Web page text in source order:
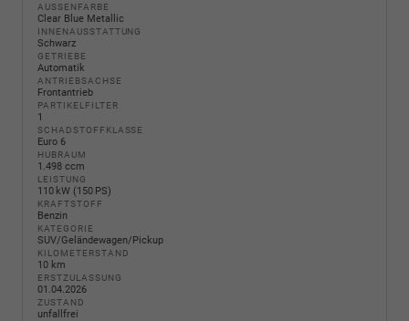
AUSSENFARBE
Clear Blue Metallic
INNENAUSSTATTUNG
Schwarz
GETRIEBE
Automatik
ANTRIEBSACHSE
Frontantrieb
PARTIKELFILTER
1
SCHADSTOFFKLASSE
Euro 6
HUBRAUM
1.498 ccm
LEISTUNG
110 kW (150 PS)
KRAFTSTOFF
Benzin
KATEGORIE
SUV/Geländewagen/Pickup
KILOMETERSTAND
10 km
ERSTZULASSUNG
01.04.2026
ZUSTAND
unfallfrei